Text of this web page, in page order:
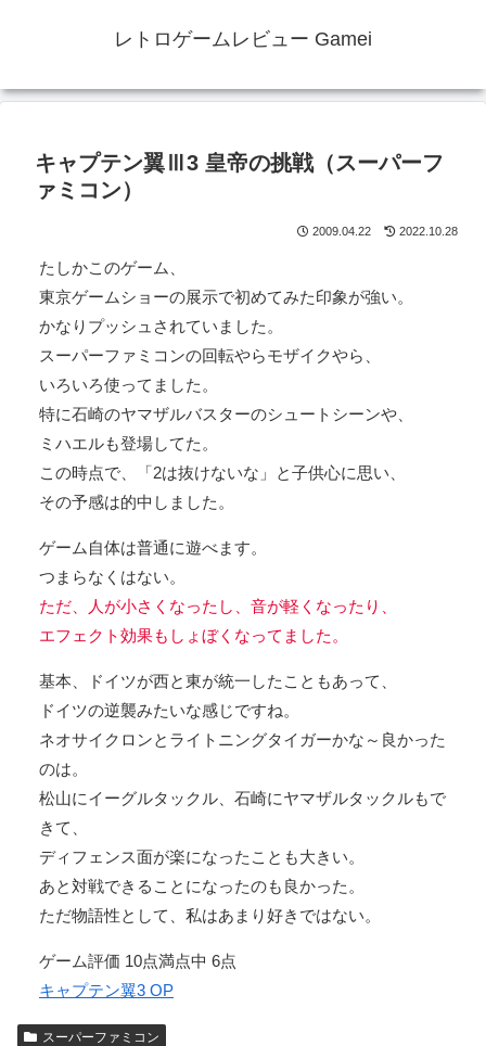
レトロゲームレビュー Gamei
キャプテン翼Ⅲ3 皇帝の挑戦（スーパーフ
ァミコン）
2009.04.22 2022.10.28
たしかこのゲーム、
東京ゲームショーの展示で初めてみた印象が強い。
かなりプッシュされていました。
スーパーファミコンの回転やらモザイクやら、
いろいろ使ってました。
特に石崎のヤマザルバスターのシュートシーンや、
ミハエルも登場してた。
この時点で、「2は抜けないな」と子供心に思い、
その予感は的中しました。
ゲーム自体は普通に遊べます。
つまらなくはない。
ただ、人が小さくなったし、音が軽くなったり、
エフェクト効果もしょぼくなってました。
基本、ドイツが西と東が統一したこともあって、
ドイツの逆襲みたいな感じですね。
ネオサイクロンとライトニングタイガーかな～良かった
のは。
松山にイーグルタックル、石崎にヤマザルタックルもで
きて、
ディフェンス面が楽になったことも大きい。
あと対戦できることになったのも良かった。
ただ物語性として、私はあまり好きではない。
ゲーム評価 10点満点中 6点
キャプテン翼3 OP
スーパーファミコン